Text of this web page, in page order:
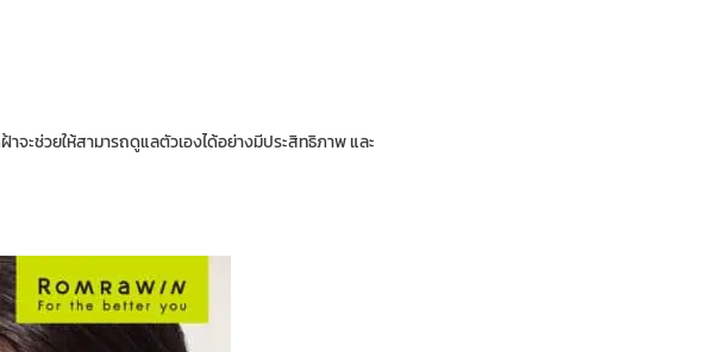
จะช่วยให้สามารถดูแลตัวเองได้อย่างมีประสิทธิภาพ และ